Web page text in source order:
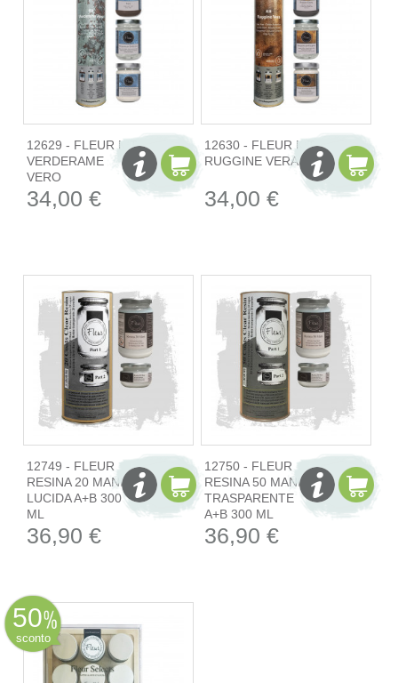
12629 - FLEUR KIT
VERDERAME
VERO
34,00 €
12630 - FLEUR KIT
RUGGINE VERA
34,00 €
12749 - FLEUR
RESINA 20 MANI
LUCIDA A+B 300
ML
36,90 €
12750 - FLEUR
RESINA 50 MANI
TRASPARENTE
A+B 300 ML
36,90 €
50
sconto